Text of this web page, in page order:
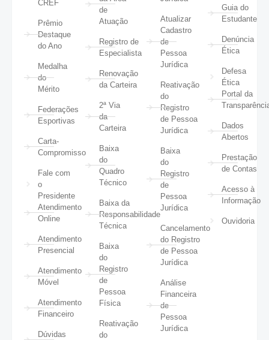
CREF
Prêmio
Destaque
do Ano
Medalha
do
Mérito
Federações
Esportivas
Carta-
Compromisso
Fale com
o
Presidente
Atendimento
Online
Atendimento
Presencial
Atendimento
Móvel
Atendimento
Financeiro
Dúvidas
de
Atuação
Registro de
Especialista
Renovação
da Carteira
2ª Via
da
Carteira
Baixa
do
Quadro
Técnico
Baixa da
Responsabilidade
Técnica
Baixa
do
Registro
de
Pessoa
Física
Reativação
do
Atualizar
Cadastro
de
Pessoa
Jurídica
Reativação
do
Registro
de Pessoa
Jurídica
Baixa
do
Registro
de
Pessoa
Jurídica
Cancelamento
do Registro
de Pessoa
Jurídica
Análise
Financeira
de
Pessoa
Jurídica
Guia do
Estudante
Denúncia
Ética
Defesa
Ética
Portal da
Dados
Abertos
Prestação
de Contas
Acesso à
Informação
Ouvidoria